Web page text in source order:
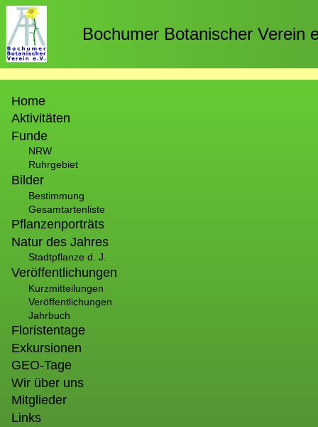
Direkt
zum
Inhalt
Bochumer Botanischer Verein
Home
Aktivitäten
Funde
NRW
Ruhrgebiet
Bilder
Bestimmung
Gesamtartenliste
Pflanzenporträts
Natur des Jahres
Stadtpflanze d. J.
Veröffentlichungen
Kurzmitteilungen
Veröffentlichungen
Jahrbuch
Floristentage
Exkursionen
GEO-Tage
Wir über uns
Mitglieder
Links